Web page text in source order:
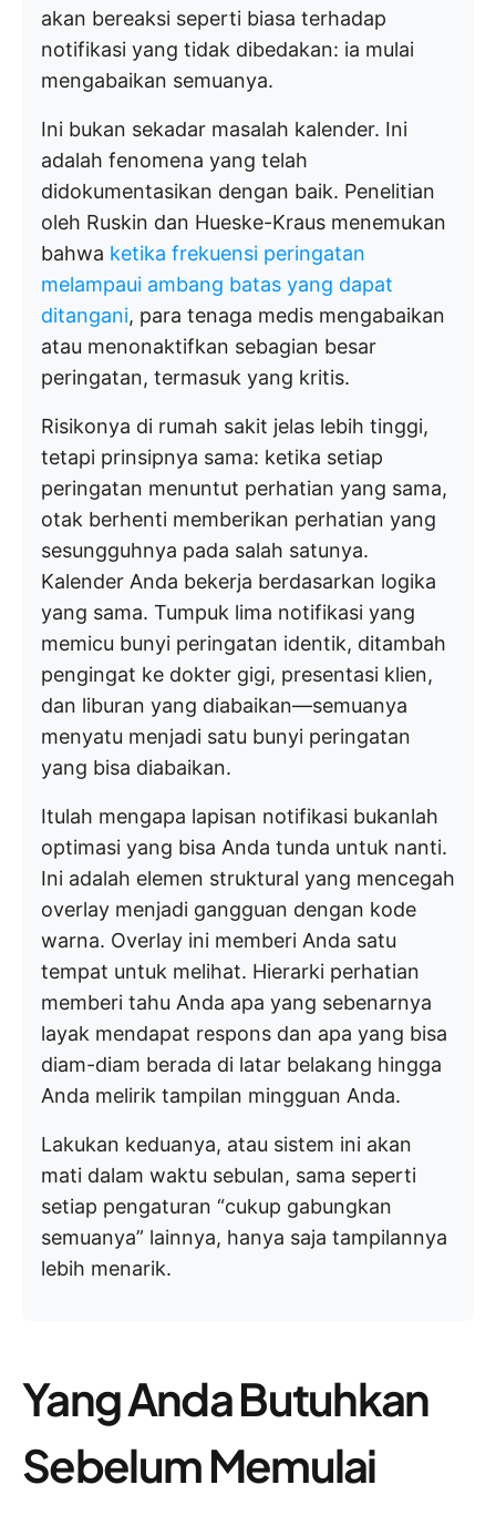
akan bereaksi seperti biasa terhadap
notifikasi yang tidak dibedakan: ia mulai
mengabaikan semuanya.
Ini bukan sekadar masalah kalender. Ini
adalah fenomena yang telah
didokumentasikan dengan baik. Penelitian
oleh Ruskin dan Hueske-Kraus menemukan
bahwa ketika frekuensi peringatan
melampaui ambang batas yang dapat
ditangani, para tenaga medis mengabaikan
atau menonaktifkan sebagian besar
peringatan, termasuk yang kritis.
Risikonya di rumah sakit jelas lebih tinggi,
tetapi prinsipnya sama: ketika setiap
peringatan menuntut perhatian yang sama,
otak berhenti memberikan perhatian yang
sesungguhnya pada salah satunya.
Kalender Anda bekerja berdasarkan logika
yang sama. Tumpuk lima notifikasi yang
memicu bunyi peringatan identik, ditambah
pengingat ke dokter gigi, presentasi klien,
dan liburan yang diabaikan—semuanya
menyatu menjadi satu bunyi peringatan
yang bisa diabaikan.
Itulah mengapa lapisan notifikasi bukanlah
optimasi yang bisa Anda tunda untuk nanti.
Ini adalah elemen struktural yang mencegah
overlay menjadi gangguan dengan kode
warna. Overlay ini memberi Anda satu
tempat untuk melihat. Hierarki perhatian
memberi tahu Anda apa yang sebenarnya
layak mendapat respons dan apa yang bisa
diam-diam berada di latar belakang hingga
Anda melirik tampilan mingguan Anda.
Lakukan keduanya, atau sistem ini akan
mati dalam waktu sebulan, sama seperti
setiap pengaturan “cukup gabungkan
semuanya” lainnya, hanya saja tampilannya
lebih menarik.
Yang Anda Butuhkan
Sebelum Memulai